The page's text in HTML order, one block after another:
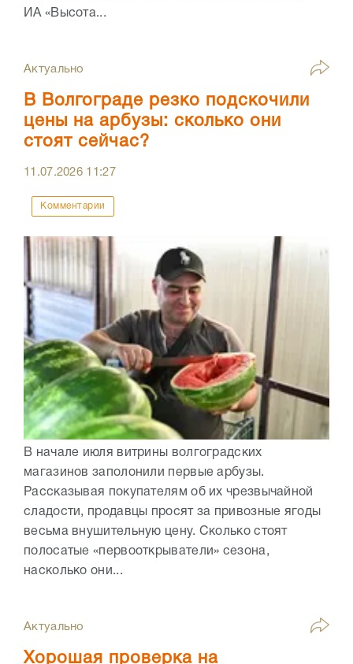
ИА «Высота...
Актуально
В Волгограде резко подскочили
цены на арбузы: сколько они
стоят сейчас?
11.07.2026 11:27
Комментарии
В начале июля витрины волгоградских
магазинов заполонили первые арбузы.
Рассказывая покупателям об их чрезвычайной
сладости, продавцы просят за привозные ягоды
весьма внушительную цену. Сколько стоят
полосатые «первооткрыватели» сезона,
насколько они...
Актуально
Хорошая проверка на